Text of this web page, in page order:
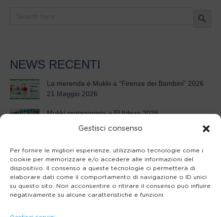
Gestisci consenso
Per fornire le migliori esperienze, utilizziamo tecnologie come i
cookie per memorizzare e/o accedere alle informazioni del
dispositivo. Il consenso a queste tecnologie ci permetterà di
elaborare dati come il comportamento di navigazione o ID unici
su questo sito. Non acconsentire o ritirare il consenso può influire
negativamente su alcune caratteristiche e funzioni.
NEWS RECENTI
La merenda è Mukki a “Firenze dei Bambini” 2026
21 Maggio 2026
Mukki protagonista a EUIdeas 2026
26 Febbraio 2026
Mukki Day 2025: un mix di tradizione e innovazione
3 Settembre 2025